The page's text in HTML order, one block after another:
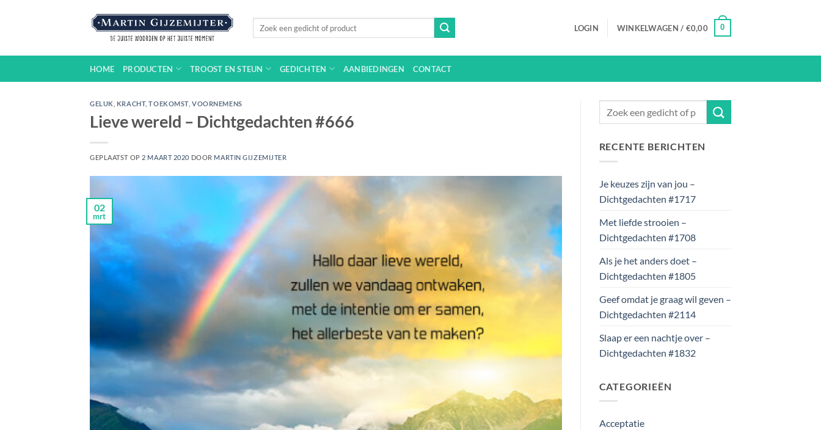
LOGIN WINKELWAGEN / €0,00 0
HOME PRODUCTEN TROOST EN STEUN GEDICHTEN AANBIEDINGEN CONTACT
GELUK KRACHT,TOEKOMST,VOORNEMENS
Lieve wereld – Dichtgedachten #666
GEPLAATST OP 2 MAART 2020 DOOR MARTIN GIJZEMIJTER
02
mrt
RECENTE BERICHTEN
Je keuzes zijn van jou –
Dichtgedachten #1717
Met liefde strooien –
Dichtgedachten #1708
Als je het anders doet –
Dichtgedachten #1805
Geef omdat je graag wil geven –
Dichtgedachten #2114
Slaap er een nachtje over –
Dichtgedachten #1832
CATEGORIEËN
Acceptatie